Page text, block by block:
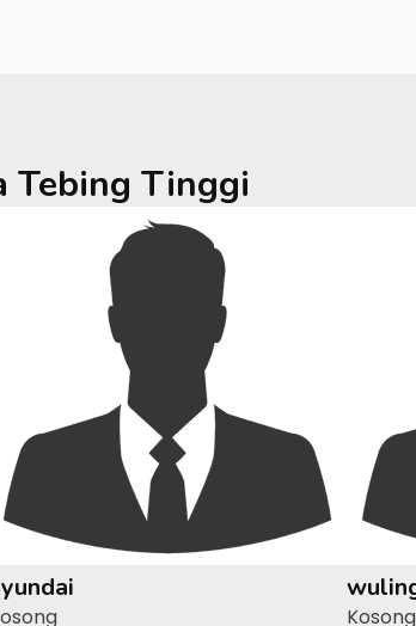
Tebing Tinggi
Kosong